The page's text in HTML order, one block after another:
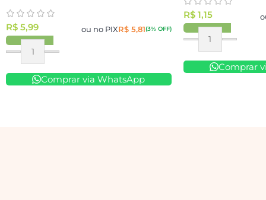
R$ 5,99 ou no PIXR$5,81(3% OFF)
Comprar via WhatsApp
R$1,15
Comprar